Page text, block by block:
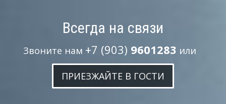
Всегда на связи
Звоните нам +7 (903) 9601283 или
ПРИЕЗЖАЙТЕ В ГОСТИ